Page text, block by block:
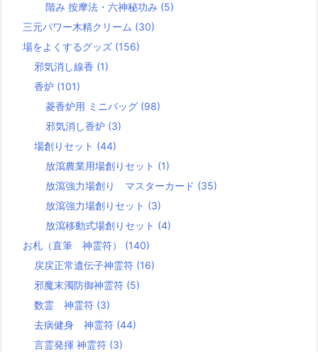
階み 按摩法・六神秘功み (5)
三元パワー木精クリーム (30)
場をよくするグッズ (156)
邪気消し線香 (1)
香炉 (101)
菱香炉用 ミニバッグ (98)
邪気消し香炉 (3)
場創りセット (44)
放瀉農業用場創りセット (1)
放瀉強力場創り マスターカード (35)
放瀉強力場創りセット (3)
放瀉移動式場創りセット (4)
お札（直筆 神霊符） (140)
戻戻正常遺伝子神霊符 (16)
邪魔末濁防御神霊符 (5)
数霊 神霊符 (3)
去病健身 神霊符 (44)
言霊発揮 神霊符 (3)